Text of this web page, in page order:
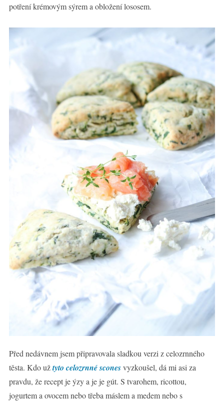
potření krémovým sýrem a obložení lososem.
Před nedávnem jsem připravovala sladkou verzi z celozrnného
těsta. Kdo užtyto celozrnné sconesvyzkoušel, dá mi asi za
pravdu, že recept je ýzy a je je gút. S tvarohem, ricottou,
jogurtem a ovocem nebo třeba máslem a medem nebo s